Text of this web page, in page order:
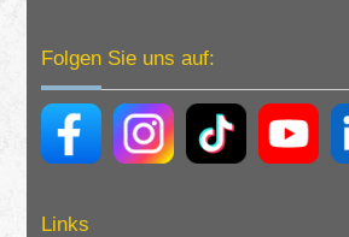
Folgen Sie uns auf:
Links